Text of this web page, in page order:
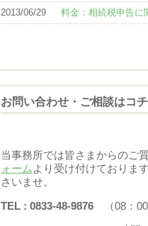
2013/06/29 料金：相続税申告に
お問い合わせ・ご相談はコ
当事務所では皆さまからのご
ォームより受け付けておりま
さいませ。
TEL : 0833-48-9876
（08：